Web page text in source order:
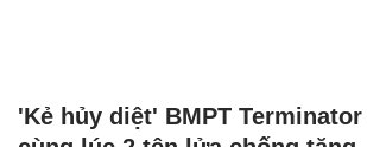
'Kẻ hủy diệt' BMPT